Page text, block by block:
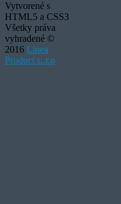
Vytvorené s
HTML5 a CSS3
Všetky práva
vyhradené ©
2016 Linea
Product s..r.o